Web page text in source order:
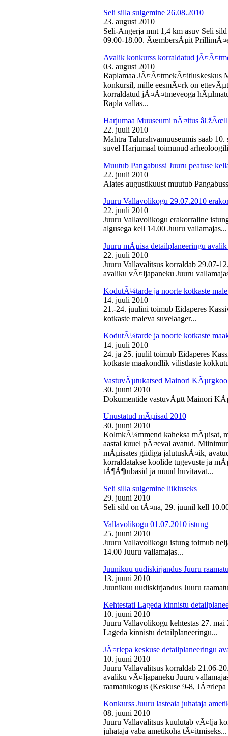
Seli silla sulgemine 26.08.2010
23. august 2010
Seli-Angerja mnt 1,4 km asuv Seli
09.00-18.00. ÃœmbersÃµit
Avalik konkurss korraldatud
03. august 2010
Raplamaa JÃ¤Ã¤tmekÃ¤itluskeskus
konkursil, mille eesmÃ¤rk on
korraldatud jÃ¤Ã¤tmeveoga
Rapla vallas...
Harjumaa Muuseumi nÃ¤itus
22. juuli 2010
Mahtra Talurahvamuuseumis saab
suvel Harjumaal toimunud
Muutub Pangabussi Juuru peatuse
22. juuli 2010
Alates augustikuust muutub
Juuru Vallavolikogu 29.07.2010
22. juuli 2010
Juuru Vallavolikogu erakorraline
algusega kell 14.00 Juuru vallamajas...
Juuru mÃµisa detailplaneeringu
22. juuli 2010
Juuru Vallavalitsus korraldab 29.07-
avaliku vÃ¤ljapaneku Juuru
KodutÃ¼tarde ja noorte kotkaste
14. juuli 2010
21.-24. juulini toimub Eidaperes
kotkaste maleva suvelaager...
KodutÃ¼tarde ja noorte kotkaste
14. juuli 2010
24. ja 25. juulil toimub Eidaperes
kotkaste maakondlik vilistlaste
VastuvÃµtukatsed Mainori
30. juuni 2010
Dokumentide vastuvÃµtt Mainori
Unustatud mÃµisad 2010
30. juuni 2010
KolmkÃ¼mmend kaheksa mÃµisat,
aastal kuuel pÃ¤eval avatud.
mÃµisates giidiga jalutuskÃ¤ik,
korraldatakse koolide tugevuste ja
tÃ¶Ã¶tubasid ja muud huvitavat...
Seli silla sulgemine liikluseks
29. juuni 2010
Seli sild on tÃ¤na, 29. juunil kell
Vallavolikogu 01.07.2010 istung
25. juuni 2010
Juuru Vallavolikogu istung toimub
14.00 Juuru vallamajas...
Juunikuu uudiskirjandus Juuru
13. juuni 2010
Juunikuu uudiskirjandus Juuru
Kehtestati Lageda kinnistu
10. juuni 2010
Juuru Vallavolikogu kehtestas 27.
Lageda kinnistu detailplaneeringu...
JÃ¤rlepa keskuse detailplaneeringu
10. juuni 2010
Juuru Vallavalitsus korraldab 21.06-
avaliku vÃ¤ljapaneku Juuru
raamatukogus (Keskuse 9-8,
Konkurss Juuru lasteaia juhataja
08. juuni 2010
Juuru Vallavalitsus kuulutab vÃ¤lja
juhataja vaba ametikoha tÃ¤itmiseks...